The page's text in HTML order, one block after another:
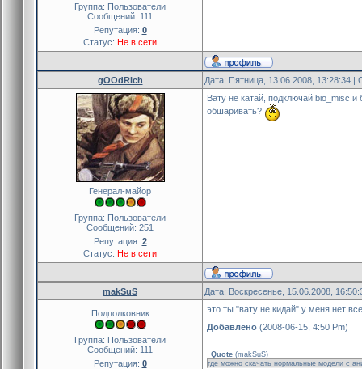
Группа: Пользователи
Сообщений: 111
Репутация: 0
Статус: Не в сети
gOOdRich Дата: Пятница, 13.06.2008, 13:28:34
Генерал-майор
Группа: Пользователи
Сообщений: 251
Репутация: 2
Статус: Не в сети
Вату не катай, подключай bio_misc
обшаривать?
makSuS Дата: Воскресенье, 15.06.2008,
Подполковник
Группа: Пользователи
Сообщений: 111
Репутация: 0
это ты "вату не кидай" у меня нет
Добавлено (2008-06-15, 4:50 Pm)
---------------------------------------------
Quote (makSuS)
где можно скачать нормальные модели с